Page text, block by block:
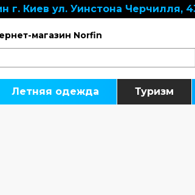
г. Киев ул. Уинстона Черчилля,
магазин Norfin
Летняя одежда Туризм